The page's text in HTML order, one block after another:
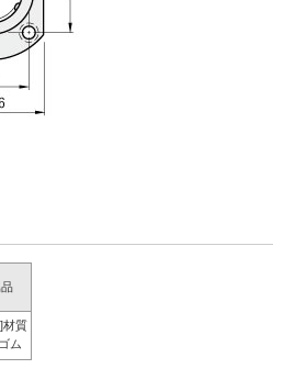
材質
ム